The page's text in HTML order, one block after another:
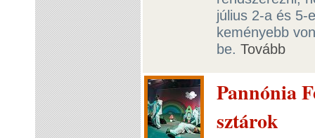
július 2-a és 5-
keményebb
be. Tovább
Pannónia
sztárok